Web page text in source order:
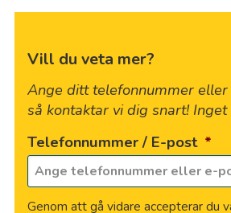
Vill du veta mer?
Ange ditt telefonnummer
så kontaktar vi dig snart!
Telefonnummer / E-post *
Genom att gå vidare accepterar du